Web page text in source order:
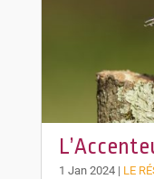
1 Jan 2024| LE